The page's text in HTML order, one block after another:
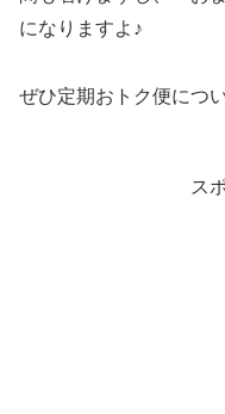
になりますよ♪
ぜひ定期おトク便につ
ス